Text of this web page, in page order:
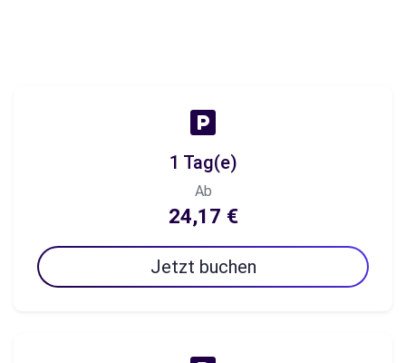
1 Tag(e)
Ab
24,17 €
Jetzt buchen